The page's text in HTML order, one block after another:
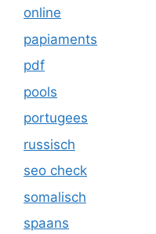
online
papiaments
pdf
pools
portugees
russisch
seo check
somalisch
spaans